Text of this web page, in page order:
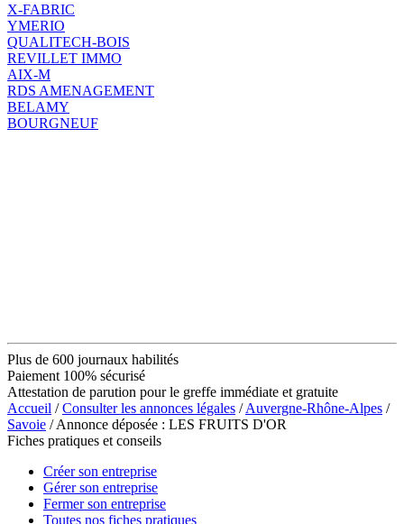
X-FABRIC
YMERIO
QUALITECH-BOIS
REVILLET IMMO
AIX-M
RDS AMENAGEMENT
BELAMY
BOURGNEUF
Plus de 600 journaux habilités
Paiement 100% sécurisé
Attestation de parution pour le greffe immédiate et gratuite
Accueil /Consulter les annonces légales /Auvergne-Rhône-Alpes /
Savoie / Annonce déposée : LES FRUITS D'OR
Fiches pratiques et conseils
Créer son entreprise
Gérer son entreprise
Fermer son entreprise
Toutes nos fiches pratiques